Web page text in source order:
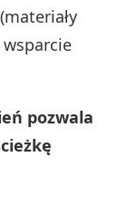
pozwala